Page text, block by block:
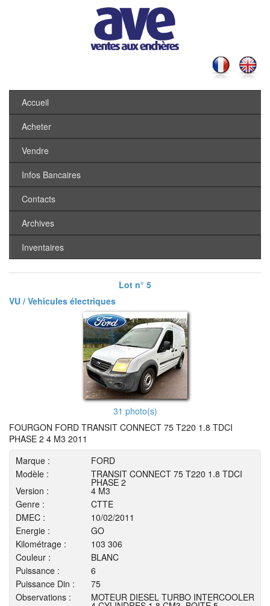
Accueil
Acheter
Vendre
Infos Bancaires
Contacts
Archives
Inventaires
Lot n° 5
VU / Vehicules électriques
31 photo(s)
FOURGON FORD TRANSIT CONNECT 75 T220 1.8 TDCI
PHASE 2 4 M3 2011
Marque :
FORD
Modèle :
TRANSIT CONNECT 75 T220 1.8 TDCI
PHASE 2
Version :
4 M3
Genre :
CTTE
DMEC :
10/02/2011
Energie :
GO
Kilométrage :
103 306
Couleur :
BLANC
Puissance :
6
Puissance Din :
75
Observations :
MOTEUR DIESEL TURBO INTERCOOLER